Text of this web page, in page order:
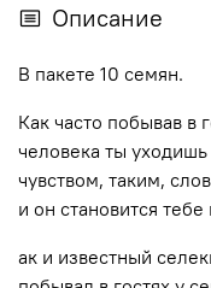
Описание
В пакете 10 семян.
Как часто побывав в
человека ты
чувством, таким,
и он становится
ак и известный